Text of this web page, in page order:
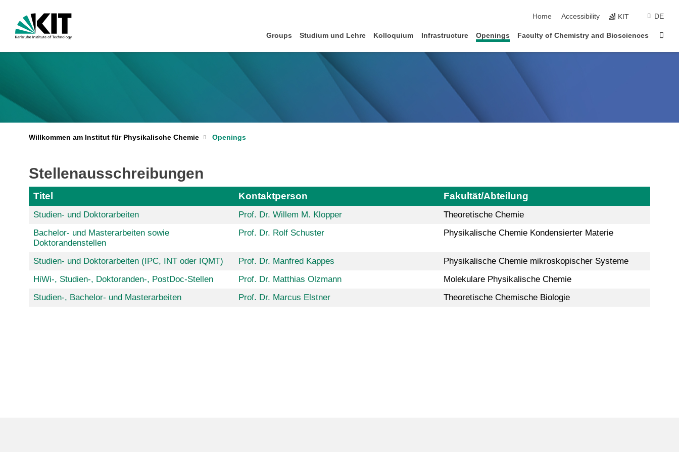
Home
Accessibility KIT DE
Groups Studium und Lehre Kolloquium Infrastructure Openings Faculty of Chemistry and Biosciences
Willkommen am Institut für Physikalische Chemie Openings
Stellenausschreibungen
Titel Kontaktperson Fakultät/Abteilung
Studien- und Doktorarbeiten Prof. Dr. Willem M. Klopper
Theoretische Chemie
Bachelor- und Masterarbeiten sowie
Doktorandenstellen
Prof. Dr. Rolf Schuster Physikalische Chemie Kondensierter Materie
Studien- und Doktorarbeiten (IPC, INT oder IQMT) Prof. Dr. Manfred Kappes
Physikalische Chemie mikroskopischer Systeme
HiWi-, Studien-, Doktoranden-, PostDoc-Stellen
Prof. Dr. Matthias Olzmann
Molekulare Physikalische Chemie
Studien-, Bachelor- und Masterarbeiten
Prof. Dr. Marcus Elstner Theoretische Chemische Biologie